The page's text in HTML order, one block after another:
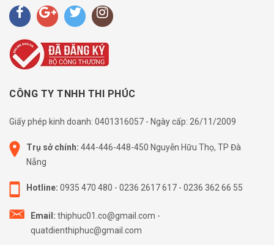
CÔNG TY TNHH THI PHÚC
Giấy phép kinh doanh: 0401316057 - Ngày cấp: 26/11/2009
Trụ sở chính: 444-446-448-450 Nguyễn Hữu Thọ, TP Đà
Nẵng
Hotline: 0935 470 480 - 0236 2617 617 - 0236 362 66 55
Email: thiphuc01.co@gmail.com -
quatdienthiphuc@gmail.com